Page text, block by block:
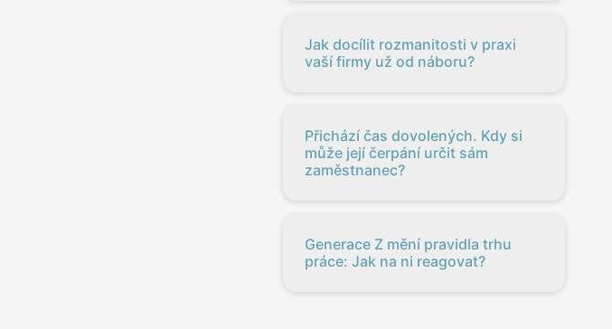
Jak docílit rozmanitosti v praxi
vaší firmy už od náboru?
Přichází čas dovolených. Kdy si
může její čerpání určit sám
zaměstnanec?
Generace Z mění pravidla trhu
práce: Jak na ni reagovat?